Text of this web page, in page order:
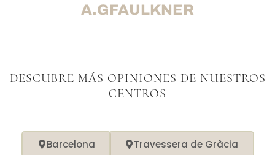
A.GFAULKNER
DESCUBRE MÁS OPINIONES DE NUESTROS
CENTROS
Barcelona
Travessera de Gràcia